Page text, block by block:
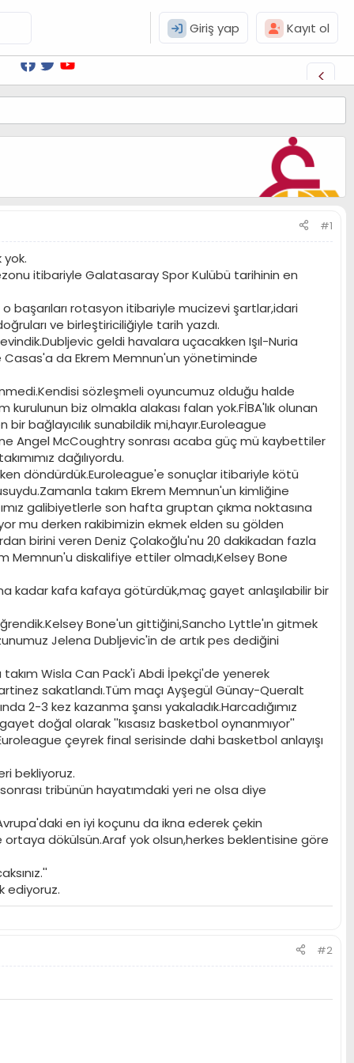
Giriş yap Kayıt ol
#1
yok.
itibariyle Galatasaray Spor Kulübü tarihinin en
başarıları rotasyon itibariyle mucizevi şartlar,idari
ve birleştiriciliğiyle tarih yazdı.
geldi havalara uçacakken Işıl-Nuria
Casas'a da Ekrem Memnun'un yönetiminde
sözleşmeli oyuncumuz olduğu halde
biz olmakla alakası falan yok.FİBA'lık olunan
bağlayıcılık sunabildik mi,hayır.Euroleague
Angel McCoughtry sonrası acaba güç mü kaybettiler
dağılıyordu.
döndürdük.Euroleague'e sonuçlar itibariyle kötü
takım Ekrem Memnun'un kimliğine
galibiyetlerle son hafta gruptan çıkma noktasına
mu derken rakibimizin ekmek elden su gölden
birini veren Deniz Çolakoğlu'nu 20 dakikadan fazla
Memnun'u diskalifiye ettiler olmadı,Kelsey Bone
kadar kafa kafaya götürdük,maç gayet anlaşılabilir bir
Bone'un gittiğini,Sancho Lyttle'ın gitmek
Jelena Dubljevic'in de artık pes dediğini
Wisla Can Pack'i Abdi İpekçi'de yenerek
sakatlandı.Tüm maçı Ayşegül Günay-Queralt
2-3 kez kazanma şansı yakaladık.Harcadığımız
doğal olarak ''kısasız basketbol oynanmıyor''
çeyrek final serisinde dahi basketbol anlayışı
bekliyoruz.
tribünün hayatımdaki yeri ne olsa diye
en iyi koçunu da ikna ederek çekin
dökülsün.Araf yok olsun,herkes beklentisine göre
ediyoruz.
#2